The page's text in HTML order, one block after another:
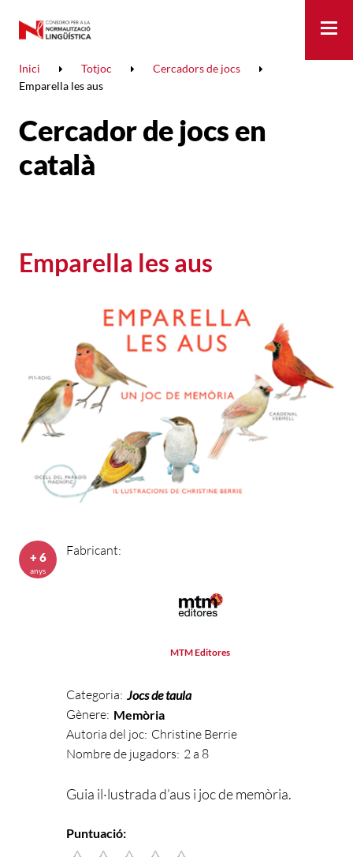
Inici Totjoc
Cercadors de jocs
Emparella les aus
Cercador de jocs en
català
Emparella les aus
Fabricant:
MTM Editores
Categoria: Jocs de taula
Gènere: Memòria
Autoria del joc: Christine Berrie
Nombre de jugadors: 2 a 8
Guia il·lustrada d’aus i joc de memòria.
Puntuació:
+ 6
anys